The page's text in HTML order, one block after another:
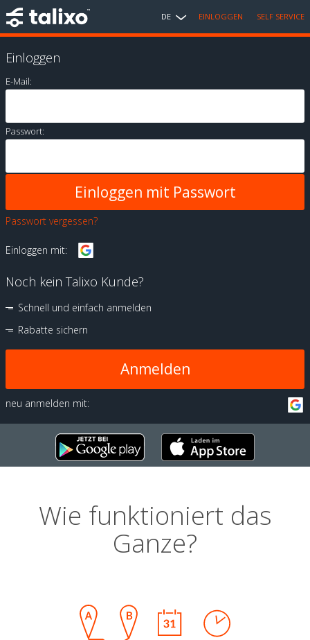
DE EINLOGGEN SELF SERVICE
Einloggen
E-Mail:
Passwort:
Passwort vergessen?
Einloggen mit:
Noch kein Talixo Kunde?
Schnell und einfach anmelden
Rabatte sichern
Anmelden
neu anmelden mit:
Wie funktioniert das
Ganze?